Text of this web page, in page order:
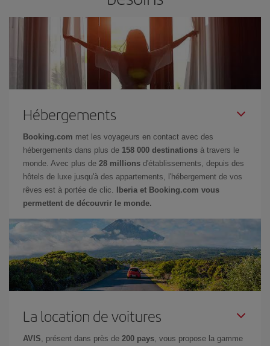
Hébergements
Booking.com met les voyageurs en contact avec des
hébergements dans plus de 158 000 destinations à travers le
monde. Avec plus de 28 millions d'établissements, depuis des
hôtels de luxe jusqu'à des appartements, l'hébergement de vos
rêves est à portée de clic.
Iberia et Booking.com vous
permettent de découvrir le monde.
La location de voitures
AVIS , présent dans près de 200 pays , vous propose la gamme